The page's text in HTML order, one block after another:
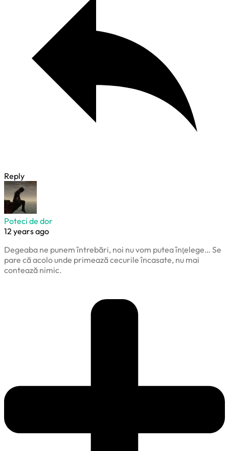
Reply
Poteci de dor
12 years ago
Degeaba ne punem întrebări, noi nu vom putea înţelege… Se
pare că acolo unde primează cecurile încasate, nu mai
contează nimic.